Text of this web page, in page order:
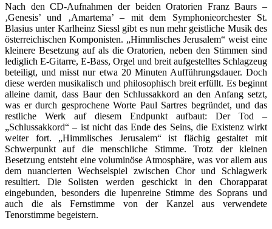
Nach den CD-Aufnahmen der beiden Oratorien Franz Baurs –
‚Genesis’ und ‚Amartema’ – mit dem Symphonieorchester St.
Blasius unter Karlheinz Siessl gibt es nun mehr geistliche Musik des
österreichischen Komponisten. „Himmlisches Jerusalem“ weist eine
kleinere Besetzung auf als die Oratorien, neben den Stimmen sind
lediglich E-Gitarre, E-Bass, Orgel und breit aufgestelltes Schlagzeug
beteiligt, und misst nur etwa 20 Minuten Aufführungsdauer. Doch
diese werden musikalisch und philosophisch breit erfüllt. Es beginnt
alleine damit, dass Baur den Schlussakkord an den Anfang setzt,
was er durch gesprochene Worte Paul Sartres begründet, und das
restliche Werk auf diesem Endpunkt aufbaut: Der Tod –
„Schlussakkord“ – ist nicht das Ende des Seins, die Existenz wirkt
weiter fort. „Himmlisches Jerusalem“ ist flächig gestaltet mit
Schwerpunkt auf die menschliche Stimme. Trotz der kleinen
Besetzung entsteht eine voluminöse Atmosphäre, was vor allem aus
dem nuancierten Wechselspiel zwischen Chor und Schlagwerk
resultiert. Die Solisten werden geschickt in den Chorapparat
eingebunden, besonders die lupenreine Stimme des Soprans und
auch die als Fernstimme von der Kanzel aus verwendete
Tenorstimme begeistern.